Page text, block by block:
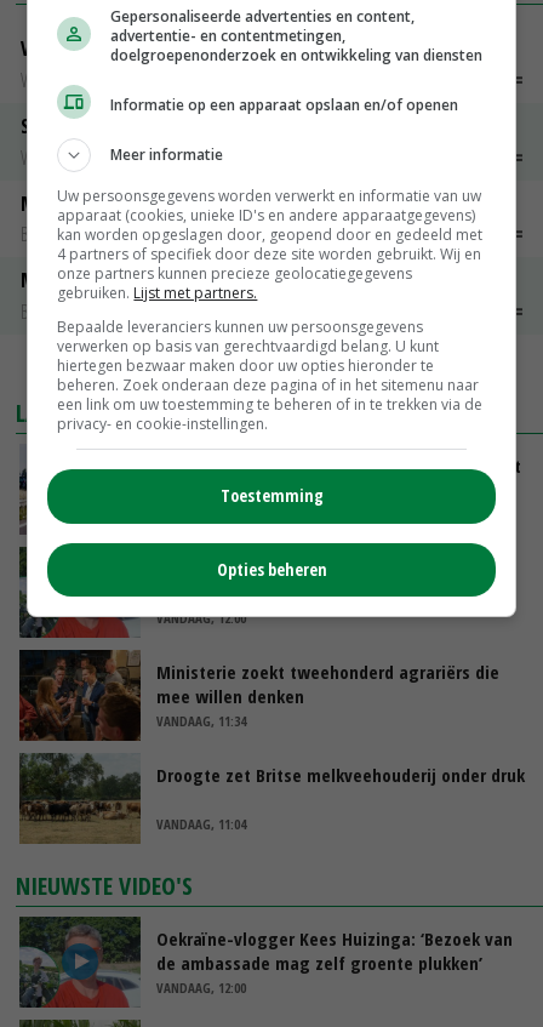
Vleeskuikens Barneveld tot 2000 gr
Weekcijfers
Slachtkippen Barneveld Moederdieren (> 3,5 kg)
Weekcijfers
Maat 48
Barneveld kooieieren
€ 7,15 € 0,00
Maat 54
Barneveld kooieieren
MEER MARKTPRIJZEN
LAATSTE NIEUWS
LTO en NAJK roepen leden op Brabants protest
te steunen
Oekraïne-vlogger Kees Huizinga: ‘Bezoek van
de ambassade mag zelf groente plukken’
VANDAAG, 12:00
Ministerie zoekt tweehonderd agrariërs die
mee willen denken
VANDAAG, 11:34
Droogte zet Britse melkveehouderij onder druk
VANDAAG, 11:04
NIEUWSTE VIDEO'S
Oekraïne-vlogger Kees Huizinga: ‘Bezoek van
de ambassade mag zelf groente plukken’
VANDAAG, 12:00
Gepersonaliseerde advertenties en content,
advertentie- en contentmetingen,
doelgroepenonderzoek en ontwikkeling van diensten
Informatie op een apparaat opslaan en/of openen
Meer informatie
Uw persoonsgegevens worden verwerkt en informatie van uw
apparaat (cookies, unieke ID's en andere apparaatgegevens)
kan worden opgeslagen door, geopend door en gedeeld met
4 partners of specifiek door deze site worden gebruikt. Wij en
onze partners kunnen precieze geolocatiegegevens
gebruiken. Lijst met partners.
Bepaalde leveranciers kunnen uw persoonsgegevens
verwerken op basis van gerechtvaardigd belang. U kunt
hiertegen bezwaar maken door uw opties hieronder te
beheren. Zoek onderaan deze pagina of in het sitemenu naar
een link om uw toestemming te beheren of in te trekken via de
privacy- en cookie-instellingen.
Toestemming
Opties beheren